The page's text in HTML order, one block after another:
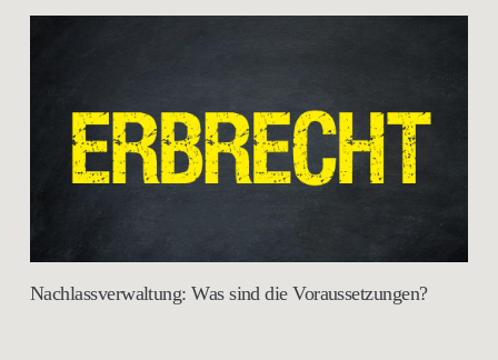
Nachlassverwaltung: Was sind die Voraussetzungen?